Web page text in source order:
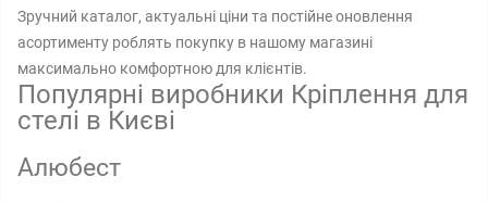
Зручний каталог, актуальні ціни та постійне оновлення
асортименту роблять покупку в нашому магазині
максимально комфортною для клієнтів.
Популярні виробники Кріплення для
стелі в Києві
Алюбест